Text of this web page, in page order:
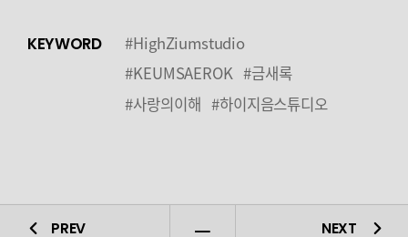
KEYWORD
#HighZiumstudio
#KEUMSAEROK #금새록
#사랑의이해 #하이지음스튜디오
PREV NEXT